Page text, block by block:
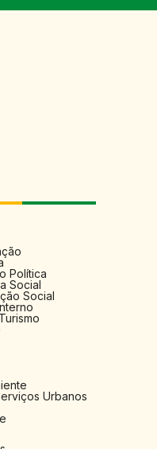
Política
Social
Social
Urbanos